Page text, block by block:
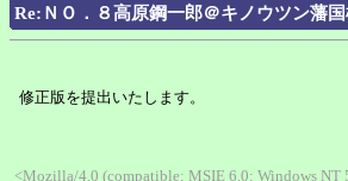
Re:ＮＯ．８高原鋼一郎＠キノウツン藩
修正版を提出いたします。
<Mozilla/4.0 (compatible; MSIE 6.0; Windows NT